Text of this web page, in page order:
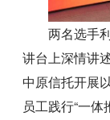
两名选手
讲台上深情讲
中原信托开展
员工践行“一